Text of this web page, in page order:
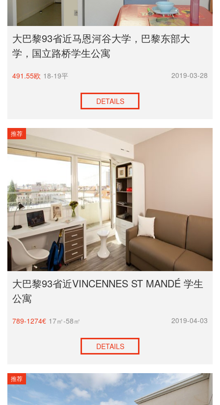
大巴黎93省近马恩河谷大学，巴黎东部大
学，国立路桥学生公寓
491.55欧 18-19平 2019-03-28
DETAILS
推荐
大巴黎93省近VINCENNES ST MANDÉ 学生
公寓
789-1274€ 17㎡-58㎡ 2019-04-03
DETAILS
推荐